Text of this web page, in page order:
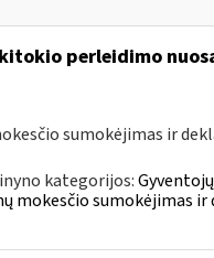
perleidimo
sumokėjimas ir
kategorijos:
mokesčio sumokėjimas